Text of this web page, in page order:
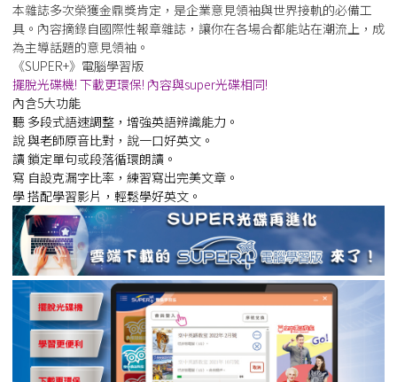
本雜誌多次榮獲金鼎獎肯定，是企業意見領袖與世界接軌的必備工
具。內容摘錄自國際性報章雜誌，讓你在各場合都能站在潮流上，成
為主導話題的意見領袖。
《SUPER+》電腦學習版
擺脫光碟機! 下載更環保! 內容與super光碟相同!
內含5大功能
聽 多段式語速調整，增強英語辨識能力。
說與老師原音比對，說一口好英文。
讀鎖定單句或段落循環朗讀。
寫 自設克漏字比率，練習寫出完美文章。
學搭配學習影片，輕鬆學好英文。